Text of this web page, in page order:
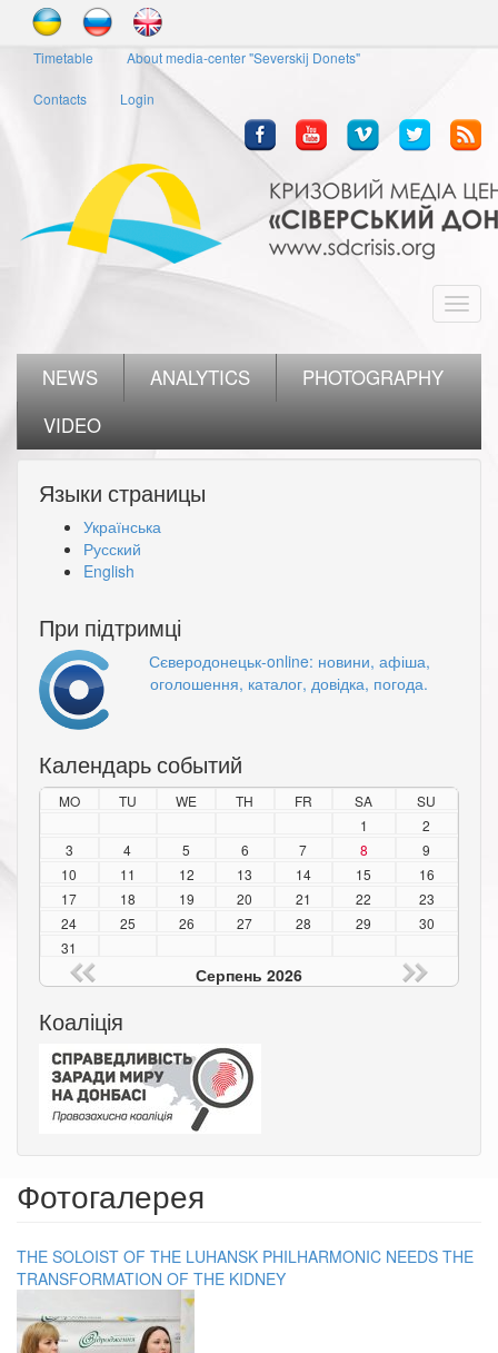
Timetable About media-center "Severskij Donets"
Contacts Login
NEWS ANALYTICS
PHOTOGRAPHY
VIDEO
Языки страницы
Українська
Русский
English
При підтримці
Сєверодонецьк-online: новини, афіша,
оголошення, каталог, довідка, погода.
Календарь событий
MO TU WE TH FR SA
SU
1
2
3
4 5 6 7 8
9
10
11 12 13 14 15
16
17
18 19 20 21 22
23
24
25 26 27 28 29
30
31
Серпень 2026
Коаліція
Фотогалерея
THE SOLOIST OF THE LUHANSK PHILHARMONIC NEEDS THE
TRANSFORMATION OF THE KIDNEY